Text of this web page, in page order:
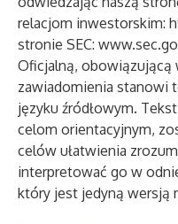
relacjom inwestorskim:
stronie SEC:
Oficjalną, obowiązującą
zawiadomienia stanowi
języku źródłowym.
celom orientacyjnym,
celów ułatwienia
interpretować go w
który jest jedyną wersją